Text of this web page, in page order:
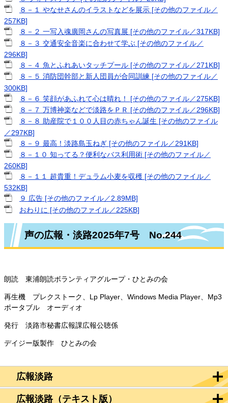
広報淡路
広報淡路（テキスト版）
８－１ やなせさんのイラストなどを展示 [その他のファイル／
257KB]
８－２ 一写入魂廣岡さんの写真展 [その他のファイル／317KB]
８－３ 交通安全音楽に合わせて学ぶ [その他のファイル／
296KB]
８－４ 魚とふれあいタッチプール [その他のファイル／271KB]
８－５ 消防団幹部と新人団員が合同訓練 [その他のファイル／
300KB]
８－６ 笑顔があふれて心は晴れ！ [その他のファイル／275KB]
８－７ 万博神楽などで淡路をＰＲ [その他のファイル／296KB]
８－８ 助産院で１００人目の赤ちゃん誕生 [その他のファイル
／297KB]
８－９ 最高！淡路島玉ねぎ [その他のファイル／291KB]
８－１０ 知ってる？便利なバス利用術 [その他のファイル／
260KB]
８－１１ 超貴重！デュラム小麦を収穫 [その他のファイル／
532KB]
９ 広告 [その他のファイル／2.89MB]
おわりに​ [その他のファイル／225KB]
声の広報・淡路2025年7号 No.244
朗読 東浦朗読ボランティアグループ・ひとみの会
再生機 プレクストーク、Lp Player、Windows Media Player、Mp3
ポータブル オーディオ
発行 淡路市秘書広報課広報公聴係
デイジー版製作 ひとみの会